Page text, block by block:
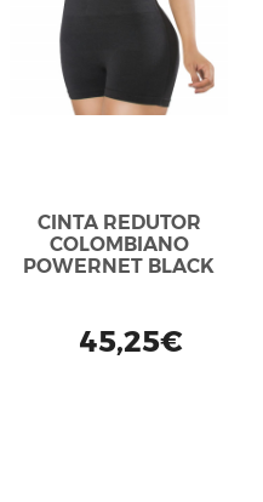
CINTA REDUTOR
COLOMBIANO
POWERNET BLACK
45,25€